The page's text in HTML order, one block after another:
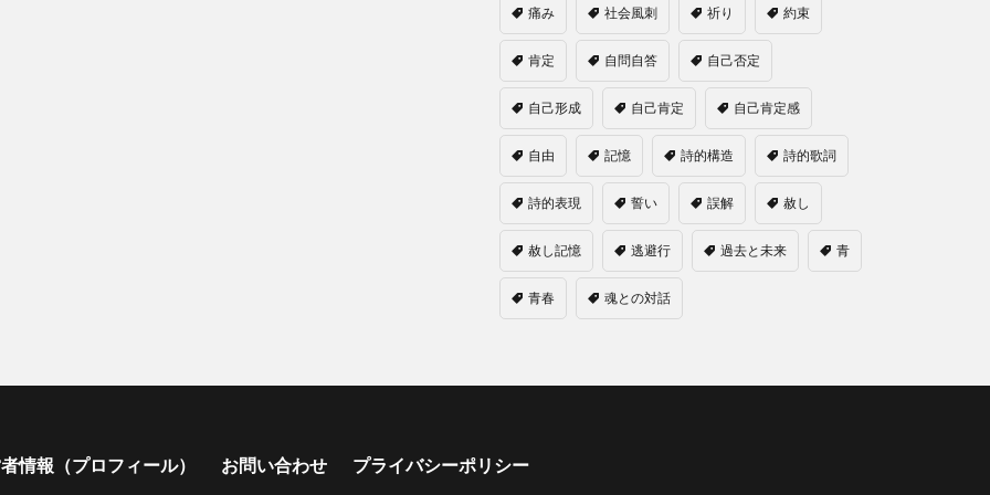
痛み 社会風刺 祈り 約束
肯定 自問自答 自己否定
自己形成 自己肯定 自己肯定感
自由 記憶 詩的構造 詩的歌詞
詩的表現 誓い 誤解 赦し
赦し記憶 逃避行 過去と未来 青
青春 魂との対話
情報（プロフィール） お問い合わせ プライバシーポリシー